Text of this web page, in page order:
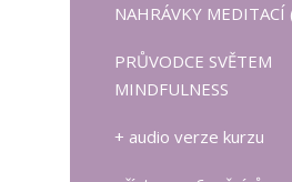
NAHRÁVKY
PRŮVODCE SVĚTEM
MINDFULNESS
+ audio verze kurzu